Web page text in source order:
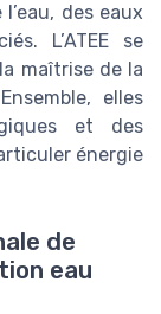
des eaux
L’ATEE se
maîtrise de la
elles
et des
énergie
de
eau